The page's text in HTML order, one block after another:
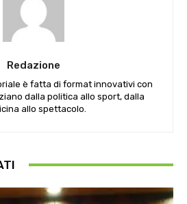
Redazione
è fatta di format innovativi con
dalla politica allo sport, dalla
allo spettacolo.